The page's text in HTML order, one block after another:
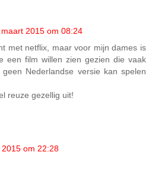
maart 2015 om 08:24
met netflix, maar voor mijn dames is
een film willen zien gezien die vaak
Nederlandse versie kan spelen
reuze gezellig uit!
om 22:28